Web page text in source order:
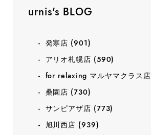
urnis's BLOG
発寒店 (901)
アリオ札幌店 (590)
for relaxing マルヤマクラス店
桑園店 (730)
サンピアザ店 (773)
旭川西店 (939)